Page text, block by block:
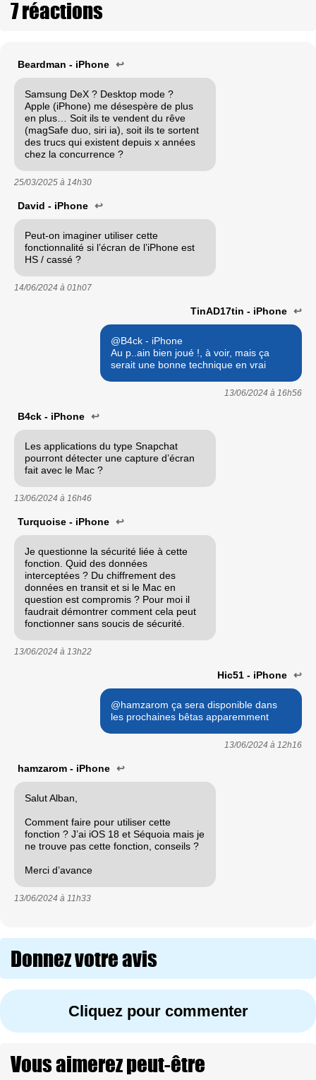
7 réactions
Beardman - iPhone ↩
Samsung DeX ? Desktop mode ?
Apple (iPhone) me désespère de plus
en plus… Soit ils te vendent du rêve
(magSafe duo, siri ia), soit ils te sortent
des trucs qui existent depuis x années
chez la concurrence ?
25/03/2025 à 14h30
David - iPhone ↩
Peut-on imaginer utiliser cette
fonctionnalité si l’écran de l’iPhone est
HS / cassé ?
14/06/2024 à 01h07
TinAD17tin - iPhone ↩
@B4ck - iPhone
Au p..ain bien joué !, à voir, mais ça
serait une bonne technique en vrai
13/06/2024 à 16h56
B4ck - iPhone ↩
Les applications du type Snapchat
pourront détecter une capture d’écran
fait avec le Mac ?
13/06/2024 à 16h46
Turquoise - iPhone ↩
Je questionne la sécurité liée à cette
fonction. Quid des données
interceptées ? Du chiffrement des
données en transit et si le Mac en
question est compromis ? Pour moi il
faudrait démontrer comment cela peut
fonctionner sans soucis de sécurité.
13/06/2024 à 13h22
Hic51 - iPhone ↩
@hamzarom ça sera disponible dans
les prochaines bêtas apparemment
13/06/2024 à 12h16
hamzarom - iPhone ↩
Salut Alban,
Comment faire pour utiliser cette
fonction ? J’ai iOS 18 et Séquoia mais je
ne trouve pas cette fonction, conseils ?
Merci d’avance
13/06/2024 à 11h33
Donnez votre avis
Cliquez pour commenter
Vous aimerez peut-être